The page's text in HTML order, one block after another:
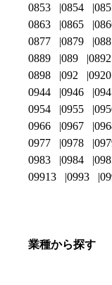
0853
0854
0863
0865
0877
0879 088
0889
089 0892
0898
092 0920
0944
0946
0954
0955
0966
0967
0977
0978
0983
0984
09913
0993
業種から探す